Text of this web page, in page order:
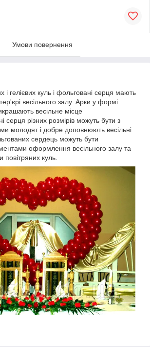
Умови повернення
і гелієвих куль і фольговані серця мають
весільного залу. Арки у формі
весільне місце
серця різних розмірів можуть бути з
молодят і добре доповнюють весільні
сердець можуть бути
оформлення весільного залу та
повітряних куль.